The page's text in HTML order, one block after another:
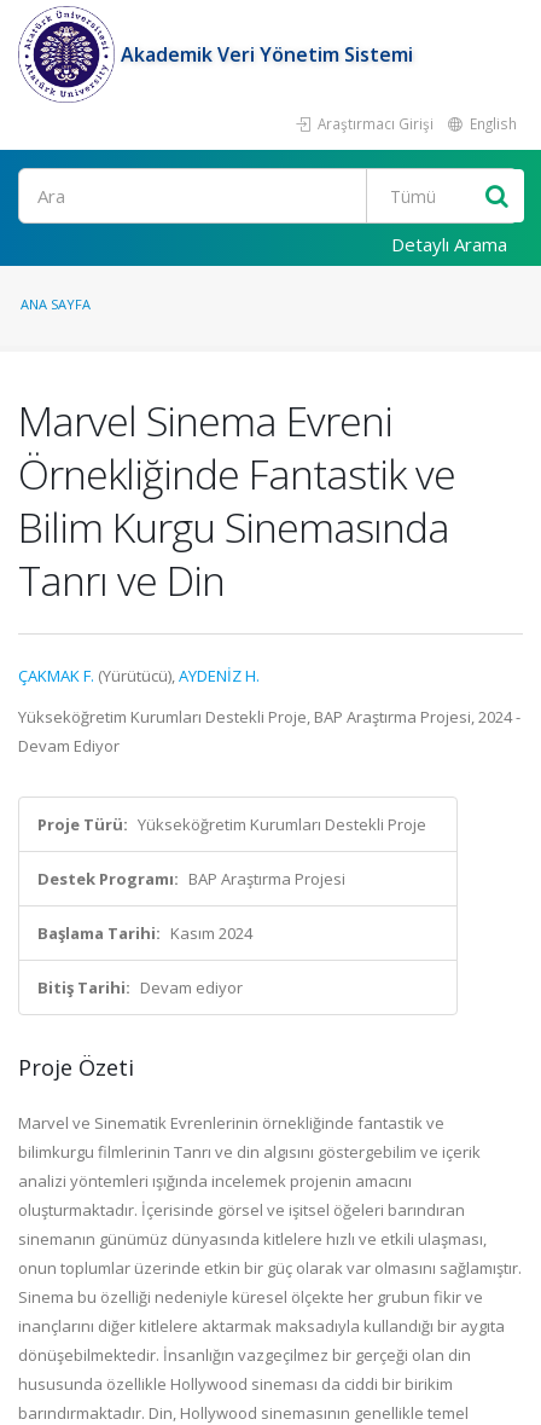
Akademik Veri Yönetim Sistemi
Araştırmacı Girişi English
Ara
Detaylı Arama
ANA SAYFA
Marvel Sinema Evreni
Örnekliğinde Fantastik ve
Bilim Kurgu Sinemasında
Tanrı ve Din
ÇAKMAK F. (Yürütücü),AYDENİZ H.
Yükseköğretim Kurumları Destekli Proje, BAP Araştırma Projesi, 2024 -
Devam Ediyor
Proje Türü: Yükseköğretim Kurumları Destekli Proje
Destek Programı: BAP Araştırma Projesi
Başlama Tarihi: Kasım 2024
Bitiş Tarihi: Devam ediyor
Proje Özeti
Marvel ve Sinematik Evrenlerinin örnekliğinde fantastik ve
bilimkurgu filmlerinin Tanrı ve din algısını göstergebilim ve içerik
analizi yöntemleri ışığında incelemek projenin amacını
oluşturmaktadır. İçerisinde görsel ve işitsel öğeleri barındıran
sinemanın günümüz dünyasında kitlelere hızlı ve etkili ulaşması,
onun toplumlar üzerinde etkin bir güç olarak var olmasını sağlamıştır.
Sinema bu özelliği nedeniyle küresel ölçekte her grubun fikir ve
inançlarını diğer kitlelere aktarmak maksadıyla kullandığı bir aygıta
dönüşebilmektedir. İnsanlığın vazgeçilmez bir gerçeği olan din
hususunda özellikle Hollywood sineması da ciddi bir birikim
barındırmaktadır. Din, Hollywood sinemasının genellikle temel